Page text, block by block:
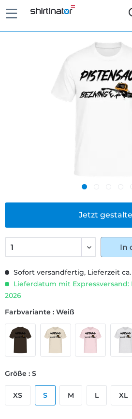
Jetzt
Sofort versandfertig, Lieferzeit
Lieferdatum mit Expressversand:
2026
Farbvariante : Weiß
Größe : S
XS S M L XL
In